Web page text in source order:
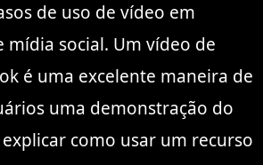
de uso de vídeo em
mídia social. Um vídeo de
é uma excelente maneira de
uma demonstração do
como usar um recurso